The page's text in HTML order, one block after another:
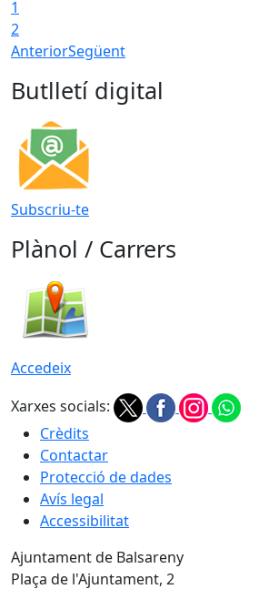
1
2
AnteriorSegüent
Butlletí digital
Subscriu-te
Plànol / Carrers
Accedeix
Xarxes socials:
Crèdits
Contactar
Protecció de dades
Avís legal
Accessibilitat
Ajuntament de Balsareny
Plaça de l'Ajuntament, 2